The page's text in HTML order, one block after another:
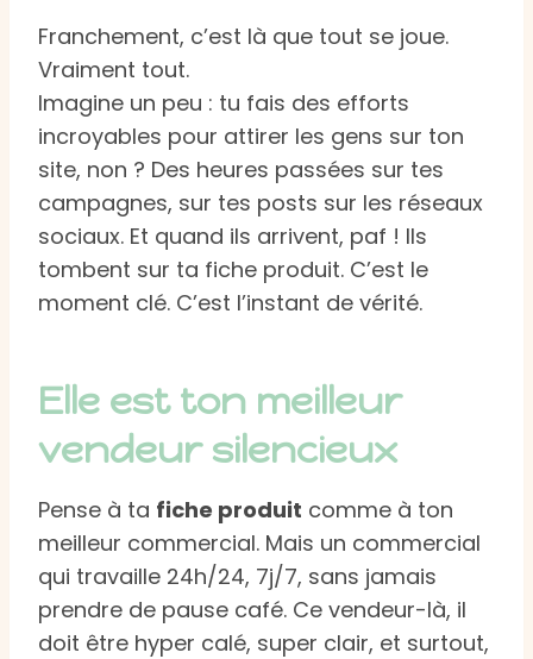
Franchement, c’est là que tout se joue.
Vraiment tout.
Imagine un peu : tu fais des efforts
incroyables pour attirer les gens sur ton
site, non ? Des heures passées sur tes
campagnes, sur tes posts sur les réseaux
sociaux. Et quand ils arrivent, paf ! Ils
tombent sur ta fiche produit. C’est le
moment clé. C’est l’instant de vérité.
Elle est ton meilleur
vendeur silencieux
Pense à ta fiche produit comme à ton
meilleur commercial. Mais un commercial
qui travaille 24h/24, 7j/7, sans jamais
prendre de pause café. Ce vendeur-là, il
doit être hyper calé, super clair, et surtout,